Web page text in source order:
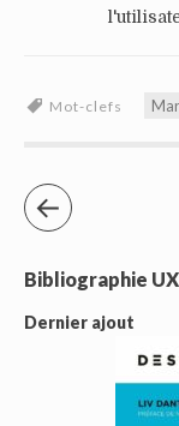
Mot-clefs
Bibliographie UX
Dernier ajout